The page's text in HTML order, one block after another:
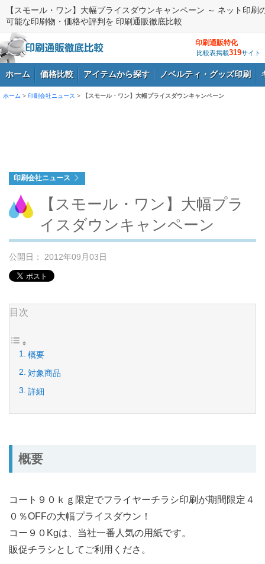
【スモール・ワン】大幅プライスダウンキャンペーン ～ ネット印刷
可能な印刷物・価格や評判を 印刷通販徹底比較
印刷通販特化
比較表掲載319サイト
ホーム 価格比較 アイテムから探す ノベルティ・グッズ印刷
ホーム > 印刷会社ニュース > 【スモール・ワン】大幅プライスダウンキャンペーン
印刷会社ニュース
【スモール・ワン】大幅プラ
イスダウンキャンペーン
公開日： 2012年09月03日
目次
概要
対象商品
詳細
概要
コート９０ｋｇ限定でフライヤーチラシ印刷が期間限定４
０％OFFの大幅プライスダウン！
コー９０Kgは、当社一番人気の用紙です。
販促チラシとしてご利用くださ。